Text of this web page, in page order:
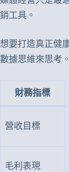
銷工具。
想要打造真正健
數據思維來思考
財務指標
營收目標
毛利表現